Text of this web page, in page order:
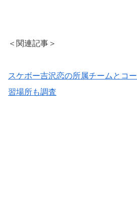
＜関連記事＞
スケボー吉沢恋の所属チームとコ
習場所も調査